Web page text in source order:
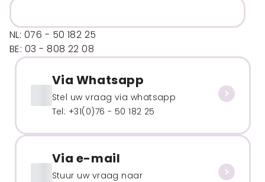
NL: 076 - 50 182 25
BE: 03 - 808 22 08
Via Whatsapp
Stel uw vraag via whatsapp
Tel: +31(0)76 - 50 182 25
Via e-mail
Stuur uw vraag naar